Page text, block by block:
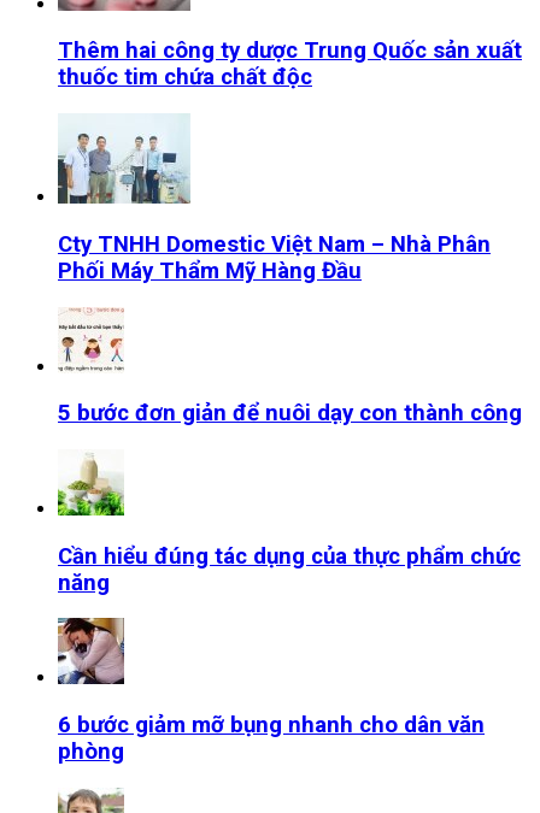
Thêm hai công ty dược Trung Quốc sản xuất
thuốc tim chứa chất độc
Cty TNHH Domestic Việt Nam – Nhà Phân
Phối Máy Thẩm Mỹ Hàng Đầu
5 bước đơn giản để nuôi dạy con thành công
Cần hiểu đúng tác dụng của thực phẩm chức
năng
6 bước giảm mỡ bụng nhanh cho dân văn
phòng